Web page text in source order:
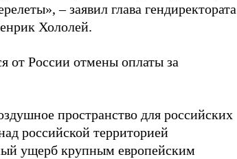
– заявил глава гендиректората
Хололей.
от России отмены оплаты за
пространство для российских
российской территорией
ущерб крупным европейским